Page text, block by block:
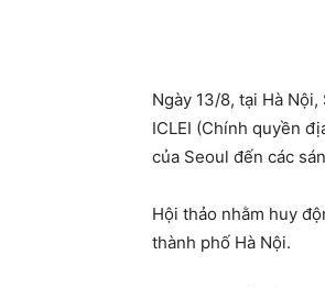
Ngày 13/8, tại Hà
ICLEI (Chính quyền
của Seoul đến các
Hội thảo nhằm huy
thành phố Hà Nội.